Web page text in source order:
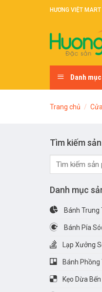
HƯƠNG VIỆT
Danh
Trang chủ /
Tìm kiếm
Tìm
Danh mục
Bánh Trung
Bánh Pía
Lạp Xưởng
Bánh Phồng
Kẹo Dừa